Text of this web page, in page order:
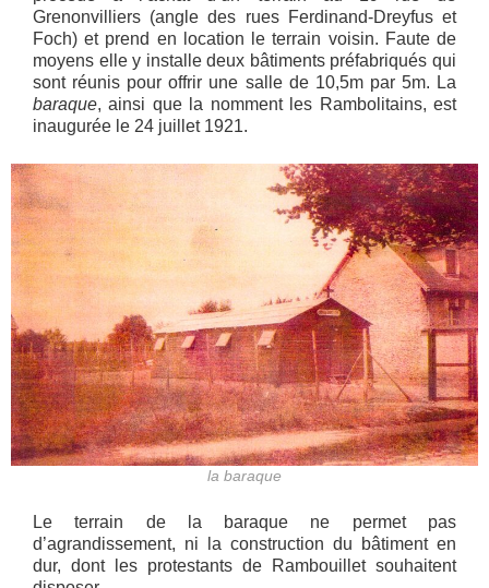
Grenonvilliers (angle des rues Ferdinand-Dreyfus et
Foch) et prend en location le terrain voisin. Faute de
moyens elle y installe deux bâtiments préfabriqués qui
sont réunis pour offrir une salle de 10,5m par 5m. La
baraque, ainsi que la nomment les Rambolitains, est
inaugurée le 24 juillet 1921.
la baraque
Le terrain de la baraque ne permet pas
d’agrandissement, ni la construction du bâtiment en
dur, dont les protestants de Rambouillet souhaitent